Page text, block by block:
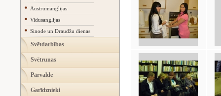
Austrumanglijas
Vidusanglijas
Sinode un Draudžu dienas
Svētdarbības
Svētrunas
Pārvalde
Garīdznieki